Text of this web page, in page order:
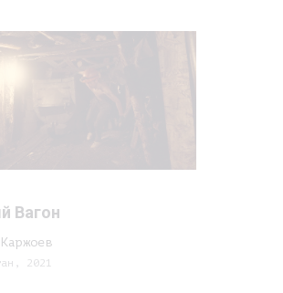
Вагон
2021